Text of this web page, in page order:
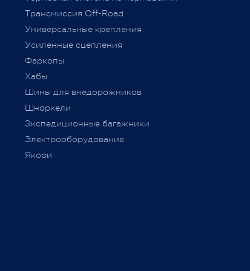
Трансмиссия Off-Road
Универсальные крепления
Усиленные сцепления
Фаркопы
Хабы
Шины для внедорожников
Шноркели
Экспедиционные багажники
Электрооборудование
Якори